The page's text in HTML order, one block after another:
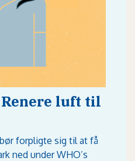
luft til
forpligte sig til at få
ned under WHO’s